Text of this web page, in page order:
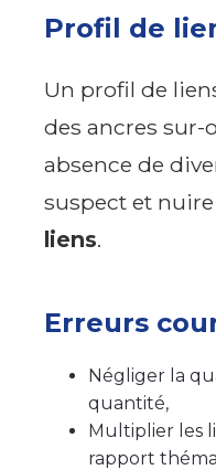
Profil de
Un profil de
des ancres
absence de
suspect et
liens.
Erreurs
Négliger la
quantité,
Multiplier les
rapport